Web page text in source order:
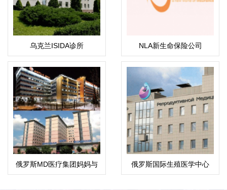
乌克兰ISIDA诊所 NLA新生命保险公司
俄罗斯MD医疗集团妈妈与
孩子
俄罗斯国际生殖医学中心
(ICRM)